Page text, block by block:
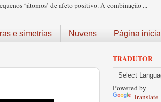
‘átomos’ de afeto positivo. A combinação ...
e simetrias Nuvens Página inicial
TRADUTOR
Powered by
Translate